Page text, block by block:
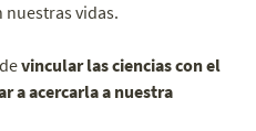
vidas.
vincular las ciencias con el
a acercarla a nuestra